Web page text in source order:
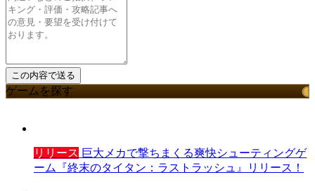
ゲームを探す
リリース 巨大メカで撃ちまくる爽快シューティングゲ
ーム『終末のタイタン：ラストラッシュ』リリース！